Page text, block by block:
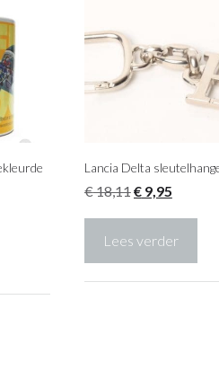
Lancia Delta
€18,11€9,95Huidige
Lees verder